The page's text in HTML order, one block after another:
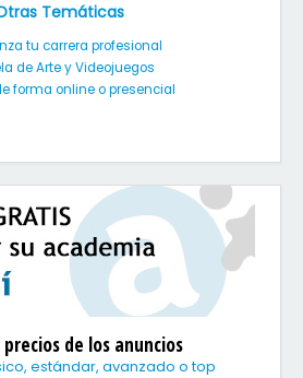
Temáticas
tu carrera profesional
de Arte y Videojuegos
forma online o presencial
precios de los anuncios
estándar, avanzado o top